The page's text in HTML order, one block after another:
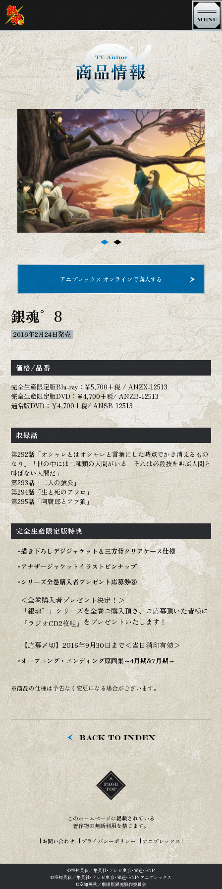
MENU
銀魂 TVシリーズ
銀魂．銀ノ魂篇 銀魂．ポロリ篇
銀魂． 銀魂゜
銀魂' 延長戦 銀魂'
シーズン 其ノ四 シーズン 其ノ参
シーズン 其ノ弐 シーズン 其ノ壱
3年Z組銀八先生
劇場版＆オンシアター2D
オンシアター2D
イベント
Blu-ray BOX
CD
サウンドトラック 銀魂BEST
OP/ED
OFFICIAL
TV Anime
商品情報
アニプレックス オンラインで購入する
銀魂゜8
2016年2月24日発売
価格/品番
完全生産限定版Blu-ray：￥5,700+税 / ANZX-12513
完全生産限定版DVD：￥4,700+税/ ANZB-12513
通常版DVD：￥4,700+税/ ANSB-12513
収録話
第292話「オシャレとはオシャレと言葉にした時点でかき消えるもの
なり」「世の中には二種類の人間がいる それは必殺技を叫ぶ人間と
叫ばない人間だ」
第293話「二人の猿公」
第294話「生と死のアフロ」
第295話「阿腐郎とアフ狼」
完全生産限定版特典
描き下ろしデジジャケット＆三方背クリアケース仕様
アナザージャケットイラストピンナップ
シリーズ全巻購入者プレゼント応募券⑧
＜全巻購入者プレゼント決定！＞
「銀魂゜」シリーズを全巻ご購入頂き、ご応募頂いた皆様に
『ラジオCD2枚組』をプレゼントいたします！
【応募〆切】2016年9月30日まで＜当日消印有効＞
オープニング・エンディング原画集～4月期&7月期～
※商品の仕様は予告なく変更になる場合がございます。
BACK TO INDEX
このホームページに掲載されている
著作物の無断利用を禁じます。
お問い合わせ
プライバシーポリシー アニプレックス
©空知英秋／集英社･テレビ東京･電通･BNP
©空知英秋／集英社･テレビ東京･電通･BNP･アニプレックス
©空知英秋／劇場版銀魂製作委員会